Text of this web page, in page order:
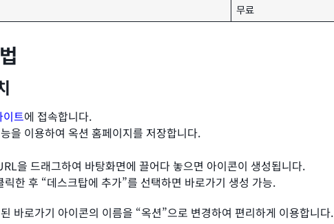
무료
트에 접속합니다.
을 이용하여 옥션 홈페이지를 저장합니다.
을 드래그하여 바탕화면에 끌어다 놓으면 아이콘이 생성됩니다.
한 후 “데스크탑에 추가”를 선택하면 바로가기 생성 가능.
바로가기 아이콘의 이름을 “옥션”으로 변경하여 편리하게 이용합니다.